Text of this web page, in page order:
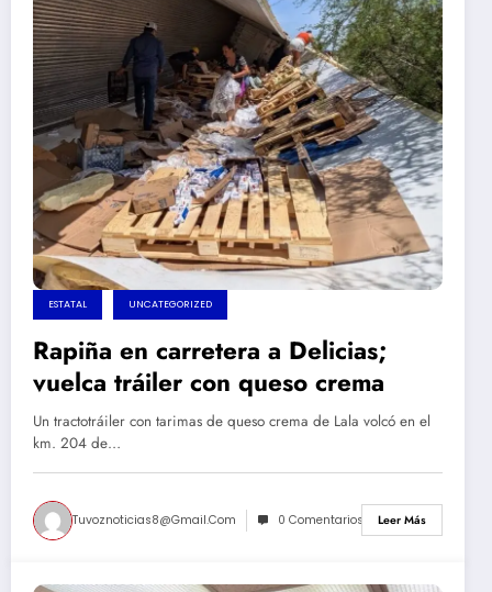
ESTATAL UNCATEGORIZED
Rapiña en carretera a Delicias;
vuelca tráiler con queso crema
Un tractotráiler con tarimas de queso crema de Lala volcó en el
km. 204 de…
Tuvoznoticias8@gmail.com 0 Comentarios Leer Más